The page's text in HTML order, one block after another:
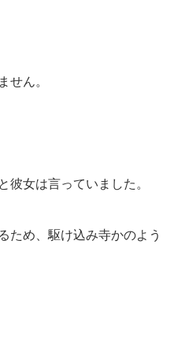
せん。
彼女は言っていました。
ため、駆け込み寺かのよう